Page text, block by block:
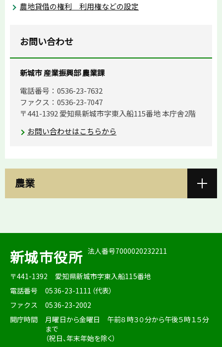
農地貸借の権利 利用権などの設定
お問い合わせ
新城市 産業振興部 農業課
電話番号：0536-23-7632
ファクス：0536-23-7047
〒441-1392 愛知県新城市字東入船115番地 本庁舎2階
お問い合わせはこちらから
農業
新城市役所 法人番号7000020232211
〒441-1392
愛知県新城市字東入船115番地
電話番号
0536-23-1111（代表）
ファクス
0536-23-2002
開庁時間
月曜日から金曜日 午前８時３０分から午後５時１５分
まで
（祝日、年末年始を除く）